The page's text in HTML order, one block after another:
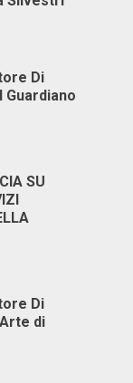
Di
Guardiano
SU
Di
di